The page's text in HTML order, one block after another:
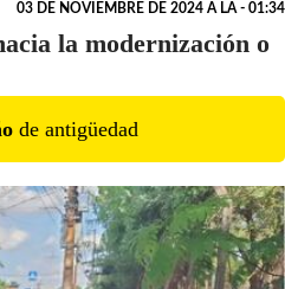
03 DE NOVIEMBRE DE 2024 A LA - 01:34
la modernización o
de antigüedad